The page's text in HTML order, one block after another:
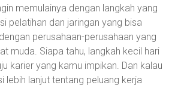
memulainya dengan langkah yang
pelatihan dan jaringan yang bisa
perusahaan-perusahaan yang
muda. Siapa tahu, langkah kecil hari
karier yang kamu impikan. Dan kalau
lebih lanjut tentang peluang kerja